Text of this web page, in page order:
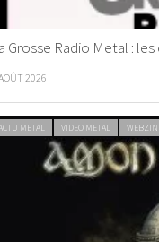
Grosse Radio Metal :
2026
METAL VIDEO METAL